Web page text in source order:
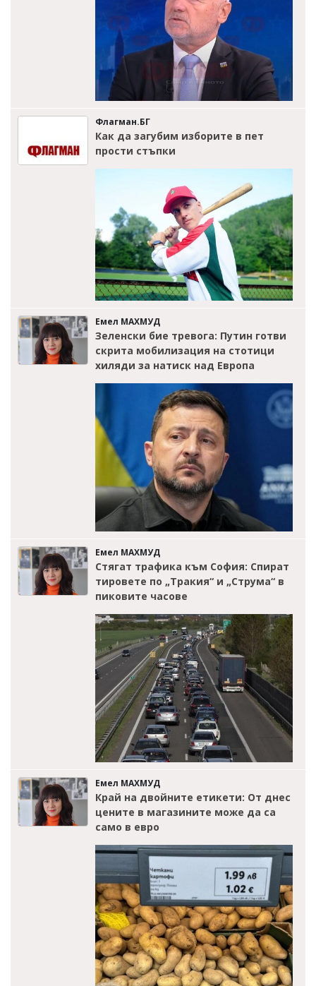
Флагман.БГ
Как да загубим изборите в пет
прости стъпки
Емел МАХМУД
Зеленски бие тревога: Путин готви
скрита мобилизация на стотици
хиляди за натиск над Европа
Емел МАХМУД
Стягат трафика към София: Спират
тировете по „Тракия“ и „Струма“ в
пиковите часове
Емел МАХМУД
Край на двойните етикети: От днес
цените в магазините може да са
само в евро